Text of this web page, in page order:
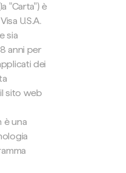
"Carta") è
U.S.A.
sia
anni per
dei
sito web
è una